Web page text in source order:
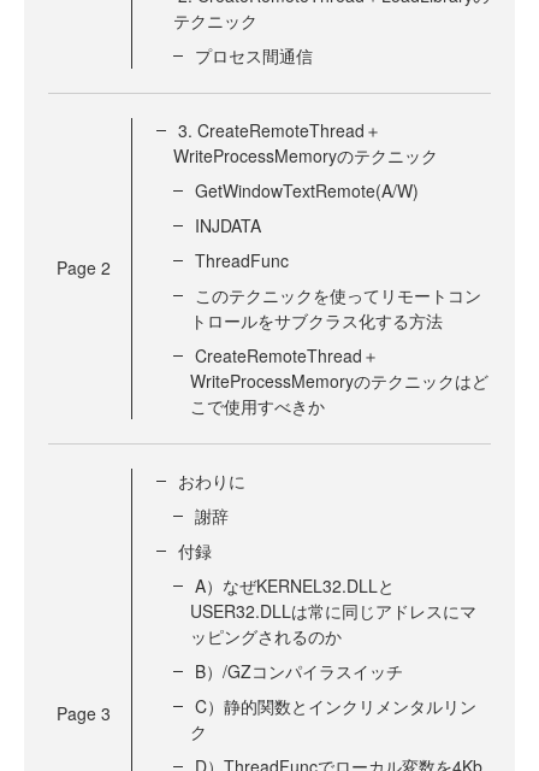
テクニック
プロセス間通信
Page 2
3. CreateRemoteThread＋
WriteProcessMemoryのテクニック
GetWindowTextRemote(A/W)
INJDATA
ThreadFunc
このテクニックを使ってリモートコン
トロールをサブクラス化する方法
CreateRemoteThread＋
WriteProcessMemoryのテクニックはど
こで使用すべきか
Page 3
おわりに
謝辞
付録
A）なぜKERNEL32.DLLと
USER32.DLLは常に同じアドレスにマ
ッピングされるのか
B）/GZコンパイラスイッチ
C）静的関数とインクリメンタルリン
ク
D）ThreadFuncでローカル変数を4Kb